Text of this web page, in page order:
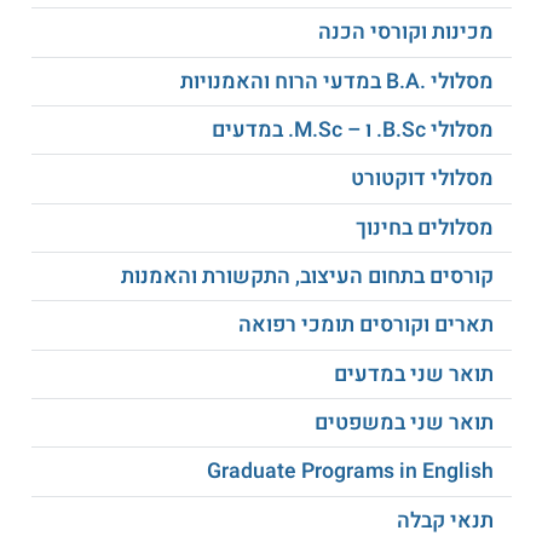
תכניות נוספות לתואר מוסמך בתחום הגאוגרפיה, ביניהן מגמת
טכנולוגיות מידע גאוגרפיות, שבה ניתן להיחשף לכלים טכנולוגיים
ומחקריים מתקדמים בתחום ה – GIS; מגמת תכנון עירוני אשר
מתמקדת בממשק שבין תכנון לבין קיימות; וכן תכנית לתואר שני
ברגולציה ומדיניות סביבתית, אשר מתקיימת בשיתוף עם הפקולטה
למשפטים.
למידע נוסף לחצו:אוניברסיטת בר-אילן
מכינות וקורסי הכנה
מסלולי .B.A במדעי הרוח והאמנויות
מסלולי B.Sc. ו – M.Sc. במדעים
מסלולי דוקטורט
מסלולים בחינוך
קורסים בתחום העיצוב, התקשורת והאמנות
תארים וקורסים תומכי רפואה
תואר שני במדעים
תואר שני במשפטים
Graduate Programs in English
תנאי קבלה